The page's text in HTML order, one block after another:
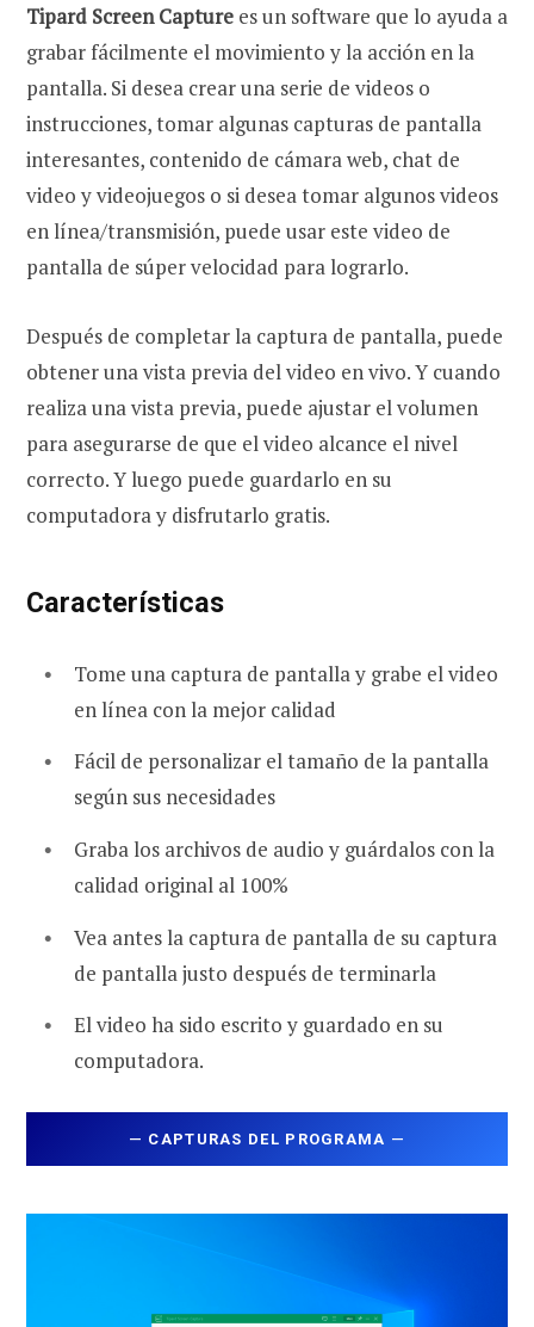
Tipard Screen Capture es un software que lo ayuda a
grabar fácilmente el movimiento y la acción en la
pantalla. Si desea crear una serie de videos o
instrucciones, tomar algunas capturas de pantalla
interesantes, contenido de cámara web, chat de
video y videojuegos o si desea tomar algunos videos
en línea/transmisión, puede usar este video de
pantalla de súper velocidad para lograrlo.
Después de completar la captura de pantalla, puede
obtener una vista previa del video en vivo. Y cuando
realiza una vista previa, puede ajustar el volumen
para asegurarse de que el video alcance el nivel
correcto. Y luego puede guardarlo en su
computadora y disfrutarlo gratis.
Características
Tome una captura de pantalla y grabe el video
en línea con la mejor calidad
Fácil de personalizar el tamaño de la pantalla
según sus necesidades
Graba los archivos de audio y guárdalos con la
calidad original al 100%
Vea antes la captura de pantalla de su captura
de pantalla justo después de terminarla
El video ha sido escrito y guardado en su
computadora.
— CAPTURAS DEL PROGRAMA —